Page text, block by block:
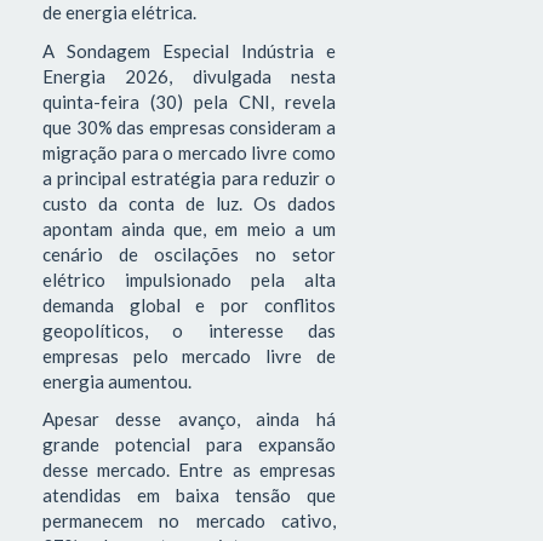
de energia elétrica.
A Sondagem Especial Indústria e
Energia 2026, divulgada nesta
quinta-feira (30) pela CNI, revela
que 30% das empresas consideram a
migração para o mercado livre como
a principal estratégia para reduzir o
custo da conta de luz. Os dados
apontam ainda que, em meio a um
cenário de oscilações no setor
elétrico impulsionado pela alta
demanda global e por conflitos
geopolíticos, o interesse das
empresas pelo mercado livre de
energia aumentou.
Apesar desse avanço, ainda há
grande potencial para expansão
desse mercado. Entre as empresas
atendidas em baixa tensão que
permanecem no mercado cativo,